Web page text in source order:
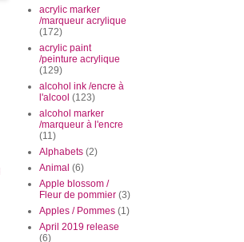
acrylic marker
/marqueur acrylique
(172)
acrylic paint
/peinture acrylique
(129)
alcohol ink /encre à
l'alcool (123)
alcohol marker
/marqueur à l'encre
(11)
Alphabets (2)
Animal (6)
Apple blossom /
Fleur de pommier (3)
Apples / Pommes (1)
April 2019 release
(6)